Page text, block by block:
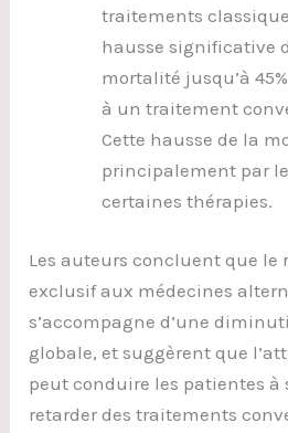
traitements
hausse significative
mortalité jusqu’à
à un traitement
Cette hausse de la
principalement par
certaines thérapies.
Les auteurs concluent que le
exclusif aux médecines
s’accompagne d’une
globale, et suggèrent que
peut conduire les patientes à
retarder des traitements